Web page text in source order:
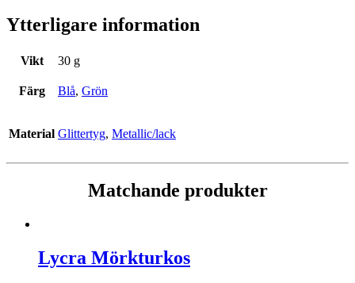
Ytterligare information
Vikt 30 g
Färg Blå, Grön
Material Glittertyg, Metallic/lack
Matchande produkter
Lycra Mörkturkos